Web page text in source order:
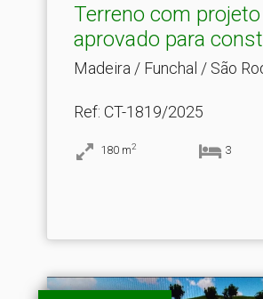
Terreno com projeto
aprovado para
..
Madeira / Funchal / São
Ref: CT-1819/2025
180 m2 3